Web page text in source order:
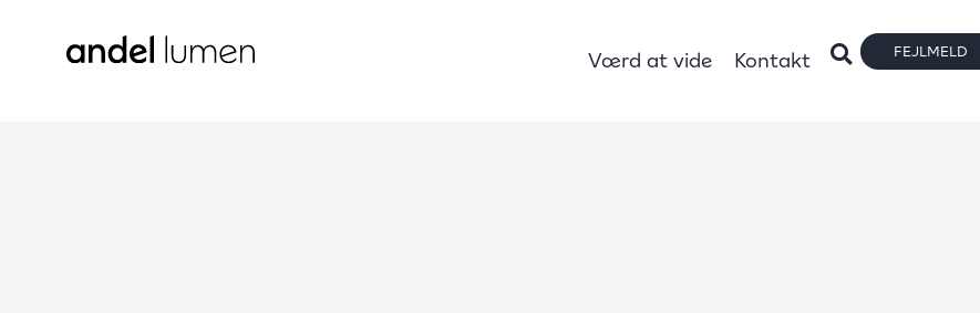
Værd at vide Kontakt FEJLMELD